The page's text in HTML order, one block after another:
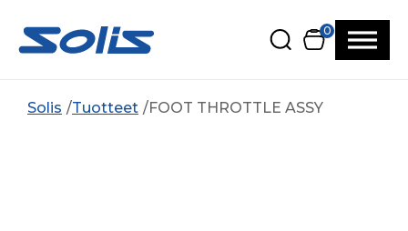
0
Solis Tuotteet FOOT THROTTLE ASSY